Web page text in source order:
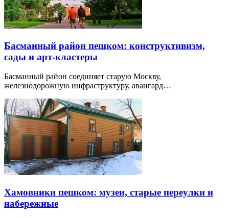
Басманный район пешком: конструктивизм,
сады и арт-кластеры
Басманный район соединяет старую Москву,
железнодорожную инфраструктуру, авангард…
Хамовники пешком: музеи, старые переулки и
набережные